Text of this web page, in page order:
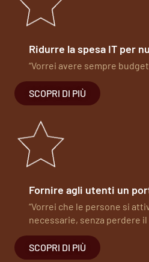
Ridurre la spesa IT per
“Vorrei avere sempre
SCOPRI DI PIÙ
Fornire agli utenti un
“Vorrei che le persone si
necessarie, senza perdere
SCOPRI DI PIÙ